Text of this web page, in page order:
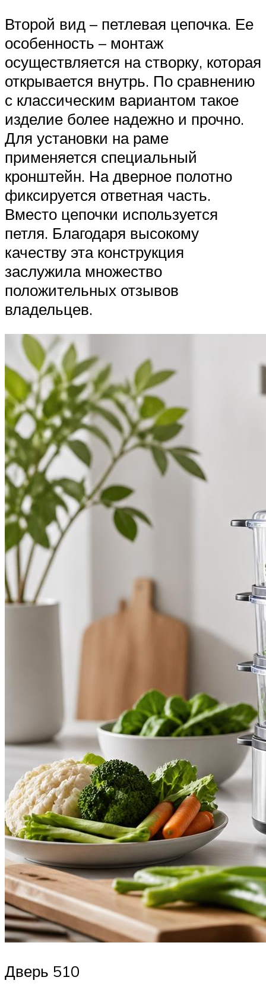
Второй вид – петлевая цепочка. Ее
особенность – монтаж
осуществляется на створку, которая
открывается внутрь. По сравнению
с классическим вариантом такое
изделие более надежно и прочно.
Для установки на раме
применяется специальный
кронштейн. На дверное полотно
фиксируется ответная часть.
Вместо цепочки используется
петля. Благодаря высокому
качеству эта конструкция
заслужила множество
положительных отзывов
владельцев.
Дверь 510